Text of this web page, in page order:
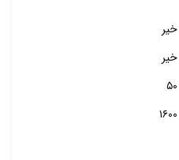
خیر
خیر
۵۰
۱۶۰۰